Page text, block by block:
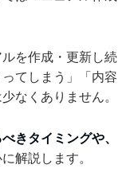
を作成・更新し続
てしまう」「内容
なくありません。
きタイミングや、
解説します。